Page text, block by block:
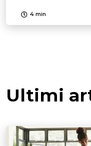
4 min
Ultimi